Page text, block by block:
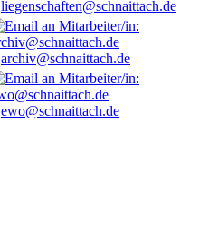
liegenschaften@schnaittach.de
archiv@schnaittach.de
ewo@schnaittach.de